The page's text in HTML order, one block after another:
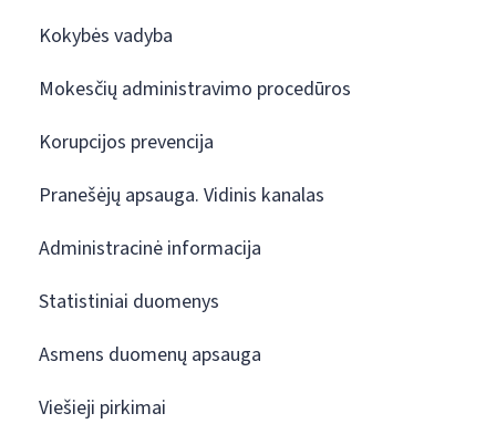
Kokybės vadyba
Mokesčių administravimo procedūros
Korupcijos prevencija
Pranešėjų apsauga. Vidinis kanalas
Administracinė informacija
Statistiniai duomenys
Asmens duomenų apsauga
Viešieji pirkimai